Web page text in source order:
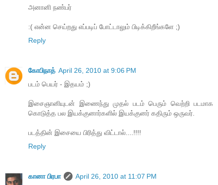
அனானி நண்பர்
:( என்ன செய்றது எப்படிப் போட்டாலும் பிடிக்கிறீங்களே ;)
Reply
கோபிநாத் April 26, 2010 at 9:06 PM
படம் பெயர் - இதயம் ;)
இசைஞானியுடன் இணைந்து முதல் படம் பெரும் வெற்றி படமாக
கொடுத்த பல இயக்குனார்களில் இயக்குனர் கதிரும் ஒருவர்.
படத்தின் இசையை பிரித்து விட்டால்....!!!!
Reply
கானா பிரபா
April 26, 2010 at 11:07 PM